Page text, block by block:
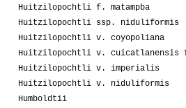
Huitzilopochtli f. matampba
Huitzilopochtli ssp. niduliformis
Huitzilopochtli v. coyopoliana
Huitzilopochtli v.
Huitzilopochtli v. imperialis
Huitzilopochtli v. niduliformis
Humboldtii